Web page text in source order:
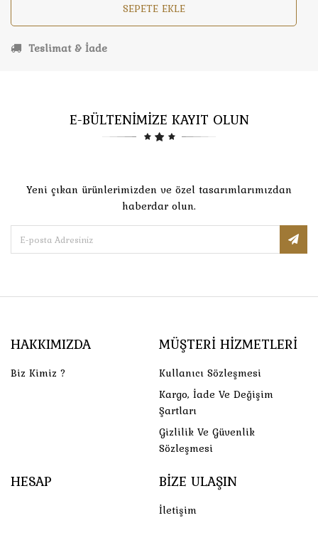
SEPETE EKLE
Teslimat & İade
E-BÜLTENİMİZE KAYIT OLUN
Yeni çıkan ürünlerimizden ve özel tasarımlarımızdan
haberdar olun.
HAKKIMIZDA
Biz Kimiz ?
MÜŞTERI HIZMETLERI
Kullanıcı Sözleşmesi
Kargo, İade Ve Değişim
Şartları
Gizlilik Ve Güvenlik
Sözleşmesi
HESAP BIZE ULAŞIN
İletişim